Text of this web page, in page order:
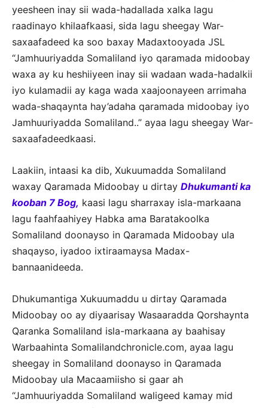
yeesheen inay sii wada-hadallada xalka lagu
raadinayo khilaafkaasi, sida lagu sheegay War-
saxaafadeed ka soo baxay Madaxtooyada JSL
“Jamhuuriyadda Somaliland iyo qaramada midoobay
waxa ay ku heshiiyeen inay sii wadaan wada-hadalkii
iyo kulamadii ay kaga wada xaajoonayeen arrimaha
wada-shaqaynta hay’adaha qaramada midoobay iyo
Jamhuuriyadda Somaliland..” ayaa lagu sheegay War-
saxaafadeedkaasi.
Laakiin, intaasi ka dib, Xukuumadda Somaliland
waxay Qaramada Midoobay u dirtay Dhukumanti ka
kooban 7 Bog, kaasi lagu sharraxay isla-markaana
lagu faahfaahiyey Habka ama Baratakoolka
Somaliland doonayso in Qaramada Midoobay ula
shaqayso, iyadoo ixtiraamaysa Madax-
bannaanideeda.
Dhukumantiga Xukuumaddu u dirtay Qaramada
Midoobay oo ay diyaarisay Wasaaradda Qorshaynta
Qaranka Somaliland isla-markaana ay baahisay
Warbaahinta Somalilandchronicle.com, ayaa lagu
sheegay in Somaliland doonayso in Qaramada
Midoobay ula Macaamiisho si gaar ah
“Jamhuuriyadda Somaliland waligeed kamay mid